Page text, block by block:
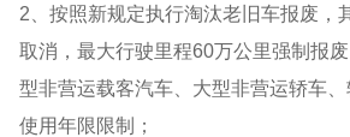
2、按照新规定执行淘汰老旧车报废，
取消，最大行驶里程60万公里强制报
型非营运载客汽车、大型非营运轿车
使用年限限制；